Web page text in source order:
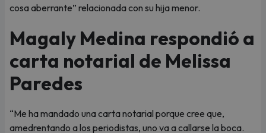
cosa aberrante” relacionada con su hija menor.
Magaly Medina respondió a
carta notarial de Melissa
Paredes
“Me ha mandado una carta notarial porque cree que,
amedrentando a los periodistas, uno va a callarse la boca.